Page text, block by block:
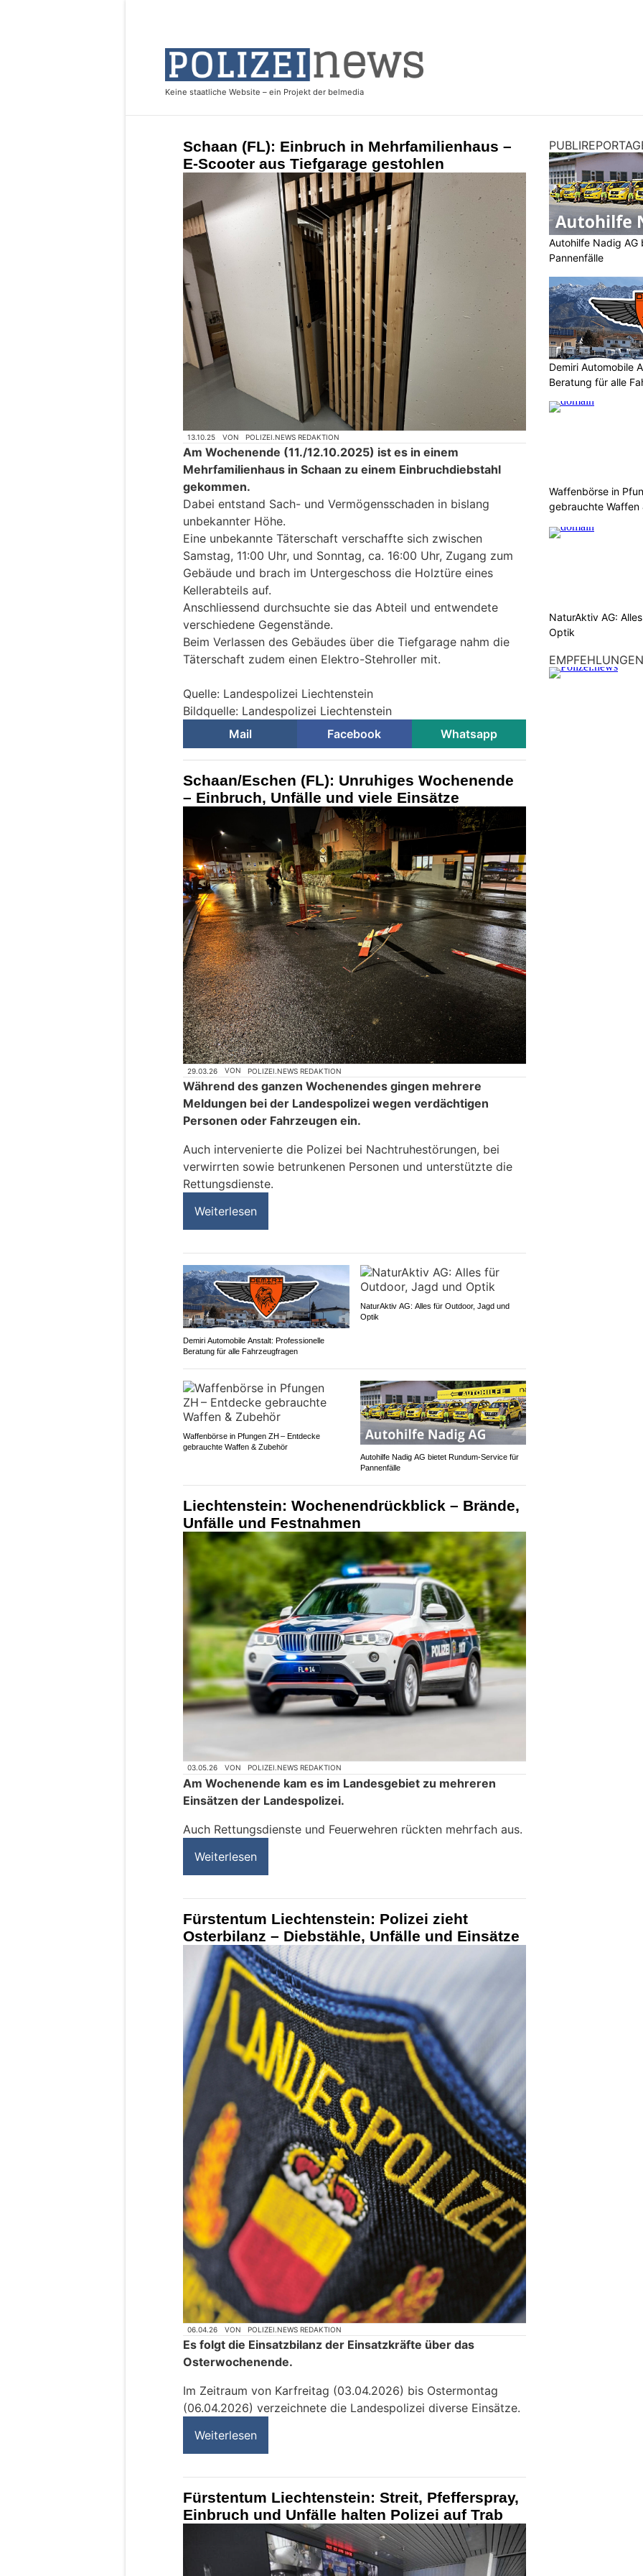
Schaan (FL): Einbruch in Mehrfamilienhaus –
E-Scooter aus Tiefgarage gestohlen
13.10.25 VON POLIZEI.NEWS REDAKTION
Am Wochenende (11./12.10.2025) ist es in einem
Mehrfamilienhaus in Schaan zu einem Einbruchdiebstahl
gekommen.
Dabei entstand Sach- und Vermögensschaden in bislang
unbekannter Höhe.
Eine unbekannte Täterschaft verschaffte sich zwischen
Samstag, 11:00 Uhr, und Sonntag, ca. 16:00 Uhr, Zugang zum
Gebäude und brach im Untergeschoss die Holztüre eines
Kellerabteils auf.
Anschliessend durchsuchte sie das Abteil und entwendete
verschiedene Gegenstände.
Beim Verlassen des Gebäudes über die Tiefgarage nahm die
Täterschaft zudem einen Elektro-Stehroller mit.
Quelle: Landespolizei Liechtenstein
Bildquelle: Landespolizei Liechtenstein
Mail
Facebook Whatsapp
Schaan/Eschen (FL): Unruhiges Wochenende
– Einbruch, Unfälle und viele Einsätze
29.03.26 VON POLIZEI.NEWS REDAKTION
Während des ganzen Wochenendes gingen mehrere
Meldungen bei der Landespolizei wegen verdächtigen
Personen oder Fahrzeugen ein.
Auch intervenierte die Polizei bei Nachtruhestörungen, bei
verwirrten sowie betrunkenen Personen und unterstützte die
Rettungsdienste.
Weiterlesen
Demiri Automobile Anstalt: Professionelle
Beratung für alle Fahrzeugfragen
NaturAktiv AG: Alles für Outdoor, Jagd und
Optik
Waffenbörse in Pfungen ZH – Entdecke
gebrauchte Waffen & Zubehör
Autohilfe Nadig AG bietet Rundum‑Service für
Pannenfälle
Liechtenstein: Wochenendrückblick – Brände,
Unfälle und Festnahmen
03.05.26 VON POLIZEI.NEWS REDAKTION
Am Wochenende kam es im Landesgebiet zu mehreren
Einsätzen der Landespolizei.
Auch Rettungsdienste und Feuerwehren rückten mehrfach aus.
Weiterlesen
Fürstentum Liechtenstein: Polizei zieht
Osterbilanz – Diebstähle, Unfälle und Einsätze
06.04.26 VON POLIZEI.NEWS REDAKTION
Es folgt die Einsatzbilanz der Einsatzkräfte über das
Osterwochenende.
Im Zeitraum von Karfreitag (03.04.2026) bis Ostermontag
(06.04.2026) verzeichnete die Landespolizei diverse Einsätze.
Weiterlesen
Fürstentum Liechtenstein: Streit, Pfefferspray,
Einbruch und Unfälle halten Polizei auf Trab
Autohilfe Nadig AG
Pannenfälle
Demiri Automobile
Beratung für alle
Waffenbörse in
gebrauchte Waffen
NaturAktiv AG:
Optik
EMPFEHLUNGEN